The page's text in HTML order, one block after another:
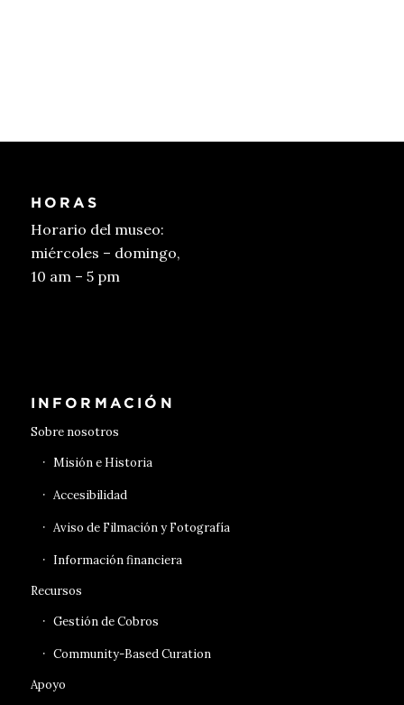
HORAS
Horario del museo:
miércoles – domingo,
10 am – 5 pm
INFORMACIÓN
Sobre nosotros
Misión e Historia
Accesibilidad
Aviso de Filmación y Fotografía
Información financiera
Recursos
Gestión de Cobros
Community-Based Curation
Apoyo